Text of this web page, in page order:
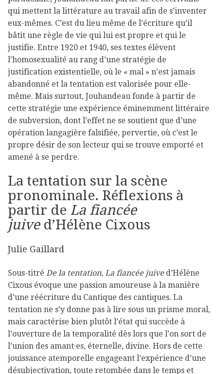
qui mettent la littérature au travail afin de s’inventer
eux-mêmes. C’est du lieu même de l’écriture qu’il
bâtit une règle de vie qui lui est propre et qui le
justifie. Entre 1920 et 1940, ses textes élèvent
l’homosexualité au rang d’une stratégie de
justification existentielle, où le « mal » n’est jamais
abandonné et la tentation est valorisée pour elle-
même. Mais surtout, Jouhandeau fonde à partir de
cette stratégie une expérience éminemment littéraire
de subversion, dont l’effet ne se soutient que d’une
opération langagière falsifiée, pervertie, où c’est le
propre désir de son lecteur qui se trouve emporté et
amené à se perdre.
La tentation sur la scène
pronominale. Réflexions à
partir de La fiancée
juived’Hélène Cixous
Julie Gaillard
Sous-titré De la tentation, La fiancée juive d’Hélène
Cixous évoque une passion amoureuse à la manière
d’une réécriture du Cantique des cantiques. La
tentation ne s’y donne pas à lire sous un prisme moral,
mais caractérise bien plutôt l’état qui succède à
l’ouverture de la temporalité dès lors que l’on sort de
l’union des amant·es, éternelle, divine. Hors de cette
jouissance atemporelle engageant l’expérience d’une
désubjectivation, toute retombée dans le temps et